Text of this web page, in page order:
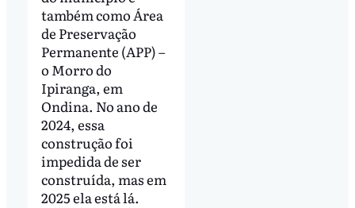
também como Área
de Preservação
Permanente (APP) –
o Morro do
Ipiranga, em
Ondina. No ano de
2024, essa
construção foi
impedida de ser
construída, mas em
2025 ela está lá.